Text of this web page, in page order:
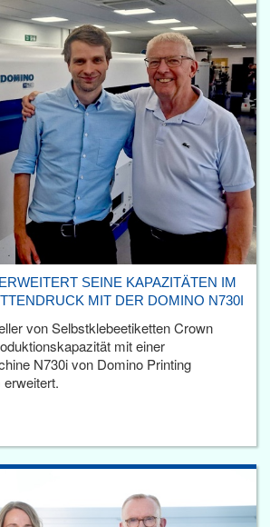
SEINE KAPAZITÄTEN IM
MIT DER DOMINO N730I
von Selbstklebeetiketten Crown
mit einer
N730i von Domino Printing